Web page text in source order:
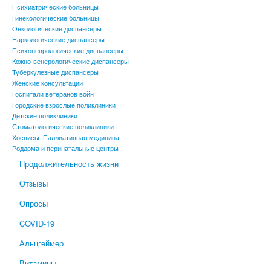
Психиатрические больницы
Гинекологические больницы
Онкологические диспансеры
Наркологические диспансеры
Психоневрологические диспансеры
Кожно-венерологические диспансеры
Туберкулезные диспансеры
Женские консультации
Госпитали ветеранов войн
Городские взрослые поликлиники
Детские поликлиники
Стоматологические поликлиники
Хосписы. Паллиативная медицина.
Роддома и перинатальные центры
Продолжительность жизни
Отзывы
Опросы
COVID-19
Альцгеймер